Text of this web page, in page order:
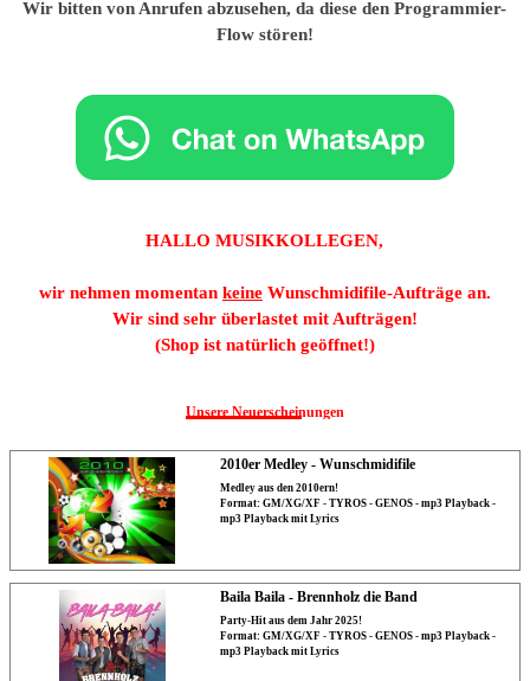
Wir bitten von Anrufen abzusehen, da diese den Programmier-
Flow stören!
HALLO MUSIKKOLLEGEN,
wir nehmen momentan keineWunschmidifile-Aufträge an.
Wir sind sehr überlastet mit Aufträgen!
(Shop ist natürlich geöffnet!)
Unsere Neuerscheinungen
2010er Medley - Wunschmidifile
Medley aus den 2010ern!
Format: GM/XG/XF - TYROS - GENOS - mp3 Playback -
mp3 Playback mit Lyrics
Baila Baila - Brennholz die Band
Party-Hit aus dem Jahr 2025!
Format: GM/XG/XF - TYROS - GENOS - mp3 Playback -
mp3 Playback mit Lyrics